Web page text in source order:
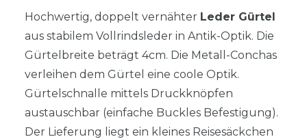
Hochwertig, doppelt vernähter Leder Gürtel
aus stabilem Vollrindsleder in Antik-Optik. Die
Gürtelbreite beträgt 4cm. Die Metall-Conchas
verleihen dem Gürtel eine coole Optik.
Gürtelschnalle mittels Druckknöpfen
austauschbar (einfache Buckles Befestigung).
Der Lieferung liegt ein kleines Reisesäckchen